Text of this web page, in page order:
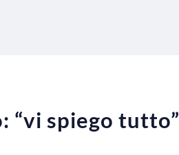
“vi spiego tutto”